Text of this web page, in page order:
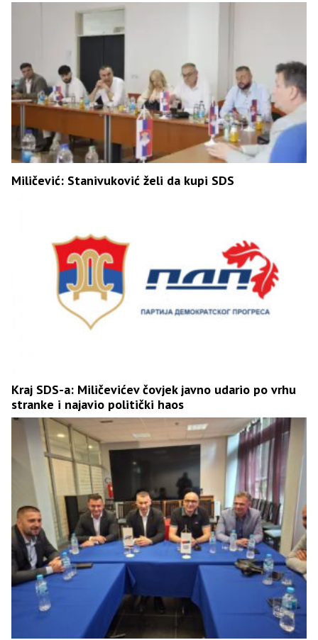
Miličević: Stanivuković želi da kupi SDS
Kraj SDS-a: Miličevićev čovjek javno udario po vrhu
stranke i najavio politički haos